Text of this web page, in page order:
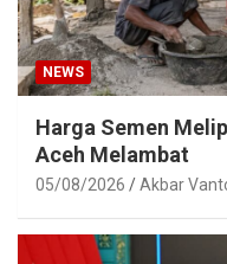
NEWS
Harga Semen
Aceh Melambat
05/08/2026 Akbar